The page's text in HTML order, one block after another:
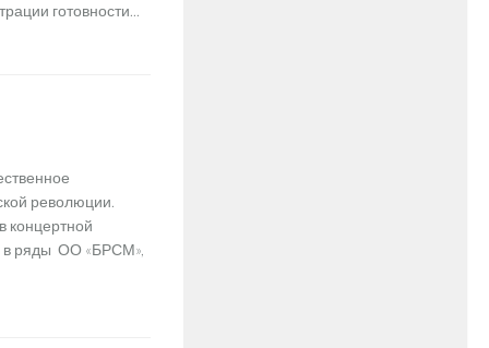
готовности...
революции.
концертной
в ряды ОО «БРСМ»,